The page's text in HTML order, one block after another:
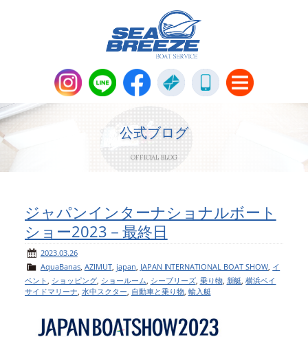
Parts＆Apparel
パーツ販売・アパレル商品
ニュース＆トピックス
会社概要
アクセスマップ
公式ブログ
OFFICIAL BLOG
ジャパンインターナショナルボート
ショー2023－最終日
2023.03.26
AquaBanas, AZIMUT, japan JAPAN INTERNATIONAL BOAT SHOW イ
ベント ショッピング, ショールーム シーブリーズ, 乗り物, 新艇 ,横浜ベイ
サイドマリーナ 水中スクター 自動車と乗り物, 輸入艇